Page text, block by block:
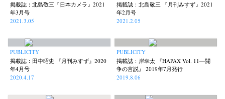
Kota Kishi (101) Mariko Takahashi (23) Masako Matsui (23) Masashi Otomo
Nana Kakuda Naonori Oshima
Postwar and Shōwa-Era (8) Presence (2) Publication (42) Remembrance (43)
Renchan (21) Review (23) Rintaro Kameoka (32) Shoreline (56)
Special Exhibitions Takuro Yoneda (44) Tomonori Ryu
掲載誌：北島敬三『日本カメラ』2021
年3月号
2021.3.05
掲載誌：北島敬三 『月刊みすず』2021
年2月号
2021.2.05
PUBLICITY
掲載誌：田中昭史 『月刊みすず』2020
年4月号
2020.4.17
PUBLICITY
掲載誌：岸幸太 『HAPAX Vol. 11—闘
争の言説』 2019年7月発行
2019.8.06